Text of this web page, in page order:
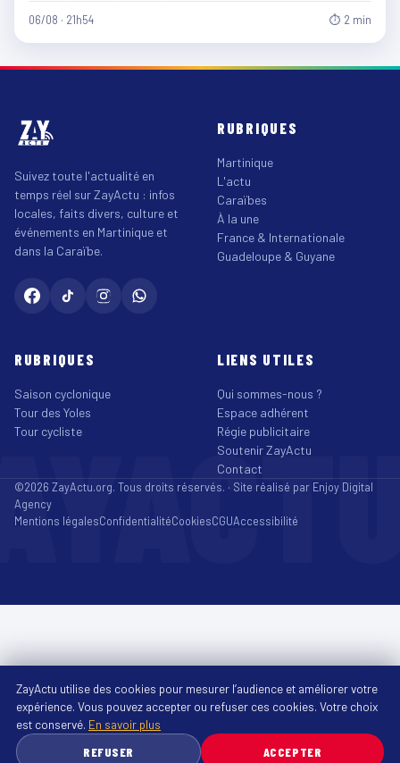
06/08 · 21h54 ⏱ 2 min
Suivez toute l'actualité en
temps réel sur ZayActu : infos
locales, faits divers, culture et
événements en Martinique et
dans la Caraïbe.
RUBRIQUES
Martinique
L'actu
Caraïbes
À la une
France & Internationale
Guadeloupe & Guyane
RUBRIQUES
Saison cyclonique
Tour des Yoles
Tour cycliste
LIENS UTILES
Qui sommes-nous ?
Espace adhérent
Régie publicitaire
Soutenir ZayActu
Contact
©2026 ZayActu.org. Tous droits réservés. · Site réalisé par Enjoy Digital
Agency
Mentions légalesConfidentialitéCookiesCGUAccessibilité
ZayActu utilise des cookies pour mesurer l’audience et améliorer votre
expérience. Vous pouvez accepter ou refuser ces cookies. Votre choix
est conservé. En savoir plus
REFUSER
ACCEPTER